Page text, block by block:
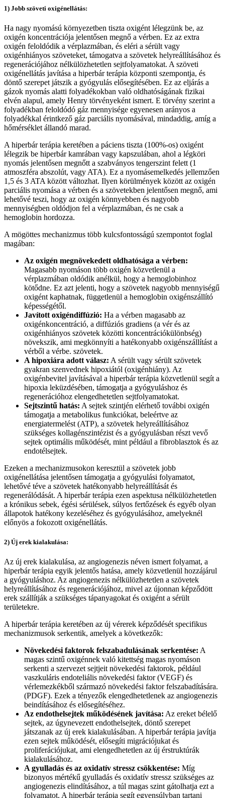
1) Jobb szöveti oxigénellátás:
Ha nagy nyomású környezetben tiszta oxigént lélegzünk be, az
oxigén koncentrációja jelentősen megnő a vérben. Ez az extra
oxigén feloldódik a vérplazmában, és eléri a sérült vagy
oxigénhiányos szöveteket, támogatva a szövetek helyreállításához és
regenerációjához nélkülözhetetlen sejtfolyamatokat. A szöveti
oxigénellátás javítása a hiperbár terápia központi szempontja, és
döntő szerepet játszik a gyógyulás elősegítésében. Ez az eljárás a
gázok nyomás alatti folyadékokban való oldhatóságának fizikai
elvén alapul, amely Henry törvényeként ismert. E törvény szerint a
folyadékban feloldódó gáz mennyisége egyenesen arányos a
folyadékkal érintkező gáz parciális nyomásával, mindaddig, amíg a
hőmérséklet állandó marad.
A hiperbár terápia keretében a páciens tiszta (100%-os) oxigént
lélegzik be hiperbár kamrában vagy kapszulában, ahol a légköri
nyomás jelentősen megnőtt a szabványos tengerszint felett (1
atmoszféra abszolút, vagy ATA). Ez a nyomásemelkedés jellemzően
1,5 és 3 ATA között változhat. Ilyen körülmények között az oxigén
parciális nyomása a vérben és a szövetekben jelentősen megnő, ami
lehetővé teszi, hogy az oxigén könnyebben és nagyobb
mennyiségben oldódjon fel a vérplazmában, és ne csak a
hemoglobin hordozza.
A mögöttes mechanizmus több kulcsfontosságú szempontot foglal
magában:
Az oxigén megnövekedett oldhatósága a vérben:
Magasabb nyomáson több oxigén közvetlenül a
vérplazmában oldódik anélkül, hogy a hemoglobinhoz
kötődne. Ez azt jelenti, hogy a szövetek nagyobb mennyiségű
oxigént kaphatnak, függetlenül a hemoglobin oxigénszállító
képességétől.
Javított oxigéndiffúzió: Ha a vérben magasabb az
oxigénkoncentráció, a diffúziós gradiens (a vér és az
oxigénhiányos szövetek közötti koncentrációkülönbség)
növekszik, ami megkönnyíti a hatékonyabb oxigénszállítást a
vérből a vérbe. szövetek.
A hipoxiára adott válasz: A sérült vagy sérült szövetek
gyakran szenvednek hipoxiától (oxigénhiány). Az
oxigénbevitel javításával a hiperbár terápia közvetlenül segít a
hipoxia leküzdésében, támogatja a gyógyuláshoz és
regenerációhoz elengedhetetlen sejtfolyamatokat.
Sejtszintű hatás: A sejtek szintjén elérhető további oxigén
támogatja a metabolikus funkciókat, beleértve az
energiatermelést (ATP), a szövetek helyreállításához
szükséges kollagénszintézist és a gyógyulásban részt vevő
sejtek optimális működését, mint például a fibroblasztok és az
endotélsejtek.
Ezeken a mechanizmusokon keresztül a szövetek jobb
oxigénellátása jelentősen támogatja a gyógyulási folyamatot,
lehetővé téve a szövetek hatékonyabb helyreállítását és
regenerálódását. A hiperbár terápia ezen aspektusa nélkülözhetetlen
a krónikus sebek, égési sérülések, súlyos fertőzések és egyéb olyan
állapotok hatékony kezeléséhez és gyógyulásához, amelyeknél
előnyös a fokozott oxigénellátás.
2) Új erek kialakulása:
Az új erek kialakulása, az angiogenezis néven ismert folyamat, a
hiperbár terápia egyik jelentős hatása, amely közvetlenül hozzájárul
a gyógyuláshoz. Az angiogenezis nélkülözhetetlen a szövetek
helyreállításához és regenerációjához, mivel az újonnan képződött
erek szállítják a szükséges tápanyagokat és oxigént a sérült
területekre.
A hiperbár terápia keretében az új vérerek képződését specifikus
mechanizmusok serkentik, amelyek a következők:
Növekedési faktorok felszabadulásának serkentése: A
magas szintű oxigénnek való kitettség magas nyomáson
serkenti a szervezet sejtjeit növekedési faktorok, például
vaszkuláris endoteliális növekedési faktor (VEGF) és
vérlemezkékből származó növekedési faktor felszabadítására.
(PDGF). Ezek a tényezők elengedhetetlenek az angiogenezis
beindításához és elősegítéséhez.
Az endothelsejtek működésének javítása: Az ereket bélelő
sejtek, az úgynevezett endothelsejtek, döntő szerepet
játszanak az új erek kialakulásában. A hiperbár terápia javítja
ezen sejtek működését, elősegíti migrációjukat és
proliferációjukat, ami elengedhetetlen az új érstruktúrák
kialakulásához.
A gyulladás és az oxidatív stressz csökkentése: Míg
bizonyos mértékű gyulladás és oxidatív stressz szükséges az
angiogenezis elindításához, a túl magas szint gátolhatja ezt a
folyamatot. A hiperbár terápia segít egyensúlyban tartani